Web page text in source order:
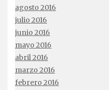
agosto 2016
julio 2016
junio 2016
mayo 2016
abril 2016
marzo 2016
febrero 2016